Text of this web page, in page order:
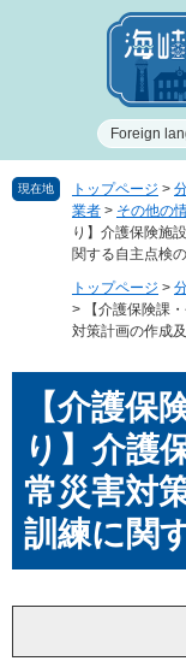
で
ば
Foreign
現在地 トップページ >
業者 > その他の
り】介護保険施
関する自主点検
トップページ >
>
【介護保険課
対策計画の作成
【介護保
り】介護
常災害対
訓練に関